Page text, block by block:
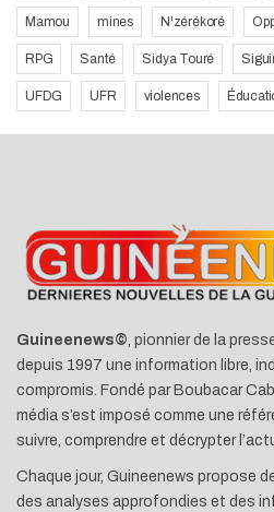
Mamou mines N'zérékoré
RPG Santé Sidya Touré
UFDG UFR violences
Guineenews©, pionnier de la
depuis 1997 une information libre,
compromis. Fondé par Boubacar
média s’est imposé comme une
suivre, comprendre et décrypter
Chaque jour, Guineenews propose
des analyses approfondies et des